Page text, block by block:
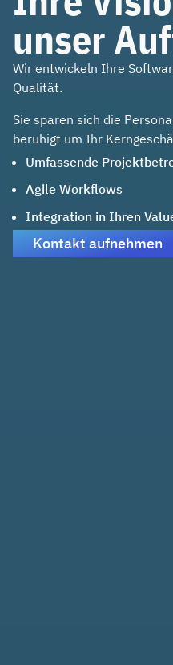
unser
Wir entwickeln Ihre
Qualität.
Sie sparen sich die
beruhigt um Ihr
Umfassende
Agile Workflows
Integration in Ihren
Kontakt aufnehmen